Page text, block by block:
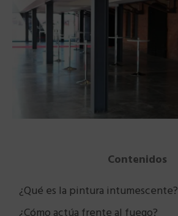
Contenidos
¿Qué es la pintura intumescente?